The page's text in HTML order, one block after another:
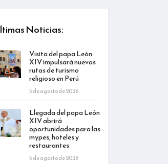
Noticias:
Visita del papa León
XIV impulsará nuevas
rutas de turismo
religioso en Perú
5 de agosto de 2026
Llegada del papa León
XIV abrirá
oportunidades para las
mypes, hoteles y
restaurantes
5 de agosto de 2026